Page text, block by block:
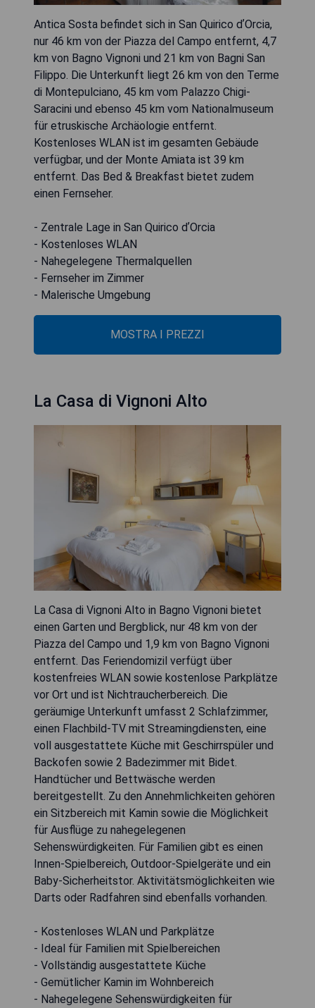
Antica Sosta befindet sich in San Quirico dʼOrcia,
nur 46 km von der Piazza del Campo entfernt, 4,7
km von Bagno Vignoni und 21 km von Bagni San
Filippo. Die Unterkunft liegt 26 km von den Terme
di Montepulciano, 45 km vom Palazzo Chigi-
Saracini und ebenso 45 km vom Nationalmuseum
für etruskische Archäologie entfernt.
Kostenloses WLAN ist im gesamten Gebäude
verfügbar, und der Monte Amiata ist 39 km
entfernt. Das Bed & Breakfast bietet zudem
einen Fernseher.
- Zentrale Lage in San Quirico dʼOrcia
- Kostenloses WLAN
- Nahegelegene Thermalquellen
- Fernseher im Zimmer
- Malerische Umgebung
MOSTRA I PREZZI
La Casa di Vignoni Alto
La Casa di Vignoni Alto in Bagno Vignoni bietet
einen Garten und Bergblick, nur 48 km von der
Piazza del Campo und 1,9 km von Bagno Vignoni
entfernt. Das Feriendomizil verfügt über
kostenfreies WLAN sowie kostenlose Parkplätze
vor Ort und ist Nichtraucherbereich. Die
geräumige Unterkunft umfasst 2 Schlafzimmer,
einen Flachbild-TV mit Streamingdiensten, eine
voll ausgestattete Küche mit Geschirrspüler und
Backofen sowie 2 Badezimmer mit Bidet.
Handtücher und Bettwäsche werden
bereitgestellt. Zu den Annehmlichkeiten gehören
ein Sitzbereich mit Kamin sowie die Möglichkeit
für Ausflüge zu nahegelegenen
Sehenswürdigkeiten. Für Familien gibt es einen
Innen-Spielbereich, Outdoor-Spielgeräte und ein
Baby-Sicherheitstor. Aktivitätsmöglichkeiten wie
Darts oder Radfahren sind ebenfalls vorhanden.
- Kostenloses WLAN und Parkplätze
- Ideal für Familien mit Spielbereichen
- Vollständig ausgestattete Küche
- Gemütlicher Kamin im Wohnbereich
- Nahegelegene Sehenswürdigkeiten für